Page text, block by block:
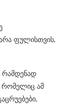
ფულისთვის,
რამდენად
რომელიც ამ